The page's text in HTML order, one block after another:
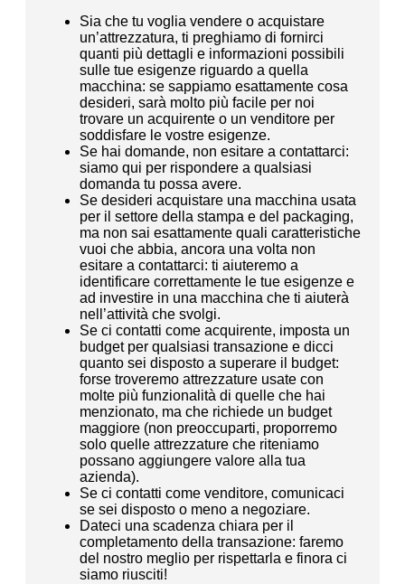
Sia che tu voglia vendere o acquistare
un’attrezzatura, ti preghiamo di fornirci
quanti più dettagli e informazioni possibili
sulle tue esigenze riguardo a quella
macchina: se sappiamo esattamente cosa
desideri, sarà molto più facile per noi
trovare un acquirente o un venditore per
soddisfare le vostre esigenze.
Se hai domande, non esitare a contattarci:
siamo qui per rispondere a qualsiasi
domanda tu possa avere.
Se desideri acquistare una macchina usata
per il settore della stampa e del packaging,
ma non sai esattamente quali caratteristiche
vuoi che abbia, ancora una volta non
esitare a contattarci: ti aiuteremo a
identificare correttamente le tue esigenze e
ad investire in una macchina che ti aiuterà
nell’attività che svolgi.
Se ci contatti come acquirente, imposta un
budget per qualsiasi transazione e dicci
quanto sei disposto a superare il budget:
forse troveremo attrezzature usate con
molte più funzionalità di quelle che hai
menzionato, ma che richiede un budget
maggiore (non preoccuparti, proporremo
solo quelle attrezzature che riteniamo
possano aggiungere valore alla tua
azienda).
Se ci contatti come venditore, comunicaci
se sei disposto o meno a negoziare.
Dateci una scadenza chiara per il
completamento della transazione: faremo
del nostro meglio per rispettarla e finora ci
siamo riusciti!